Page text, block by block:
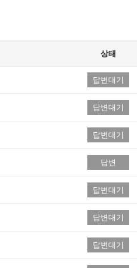
상태
답변대기
답변대기
답변대기
답변
답변대기
답변대기
답변대기